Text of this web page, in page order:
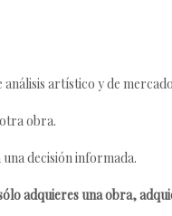
análisis artístico y de
obra.
decisión informada.
adquieres una obra,